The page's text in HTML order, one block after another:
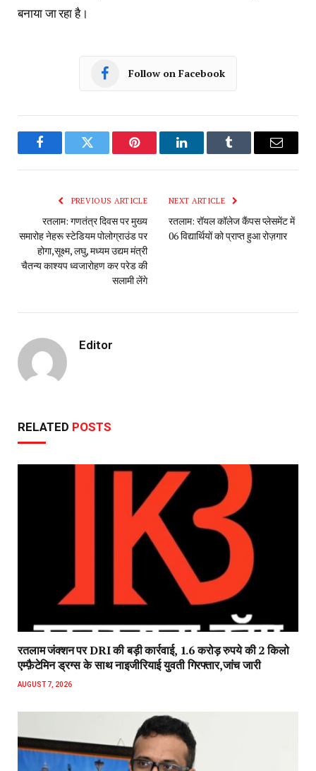
बनाया जा रहा है।
Follow on Facebook
FacebookTwitter Pinterest LinkedInTumblr Email
PREVIOUS ARTICLE
रतलाम: गणतंत्र दिवस पर मुख्य
समारोह नेहरू स्टेडियम पोलोग्राउंड पर
होगा,सूक्ष्म, लघु, मध्यम उद्यम मंत्री
चैतन्य काश्यप ध्वजारोहण कर परेड की
सलामी लेंगे
NEXT ARTICLE
रतलाम: रॉयल कॉलेज कैंपस प्लेसमेंट में
06 विद्यार्थियों को प्राप्त हुआ रोज़गार
Editor
RELATED POSTS
रतलाम जंक्शन पर DRI की बड़ी कार्रवाई, 1.6 करोड़ रुपये की 2 किलो
एम्फ़ैटेमिन ड्रग्स के साथ नाइजीरियाई युवती गिरफ्तार,जांच जारी
AUGUST 7, 2026